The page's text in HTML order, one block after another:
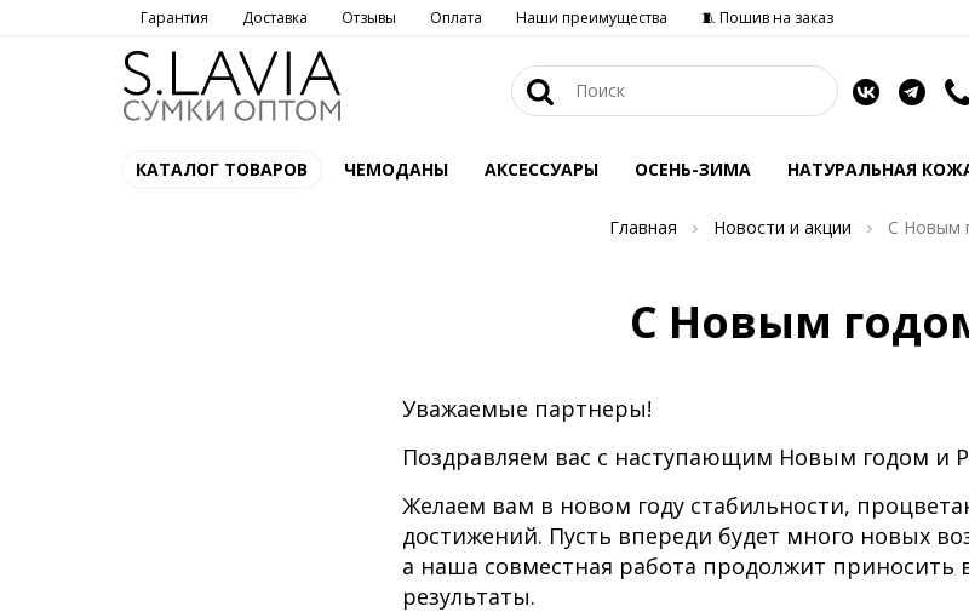
Гарантия Доставка Отзывы Оплата Наши преимущества 🧵 Пошив на заказ
КАТАЛОГ ТОВАРОВ ЧЕМОДАНЫ АКСЕССУАРЫ ОСЕНЬ-ЗИМА НАТУРАЛЬНАЯ
Главная Новости и акции C Новым
C Новым
Уважаемые партнеры!
Поздравляем вас с наступающим Новым годом и
Желаем вам в новом году стабильности,
достижений. Пусть впереди будет много новых
а наша совместная работа продолжит приносить
результаты.